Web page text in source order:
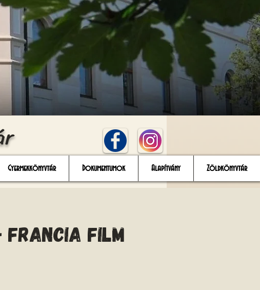
Gyermekkönyvtár Dokumentumok Alapítvány Zöldkönyvtár
francia film